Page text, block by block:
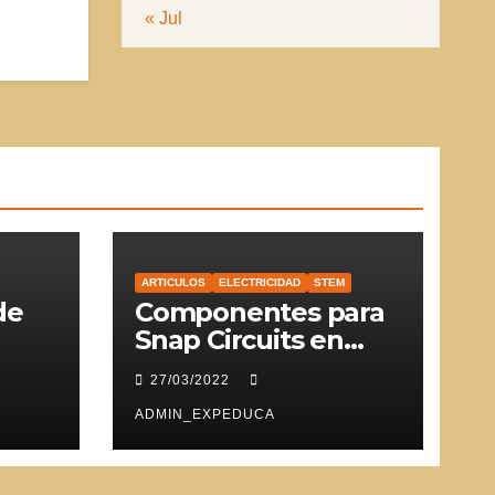
« Jul
ARTICULOS ELECTRICIDAD STEM
Componentes para
Snap Circuits en
SVG
27/03/2022
ADMIN_EXPEDUCA